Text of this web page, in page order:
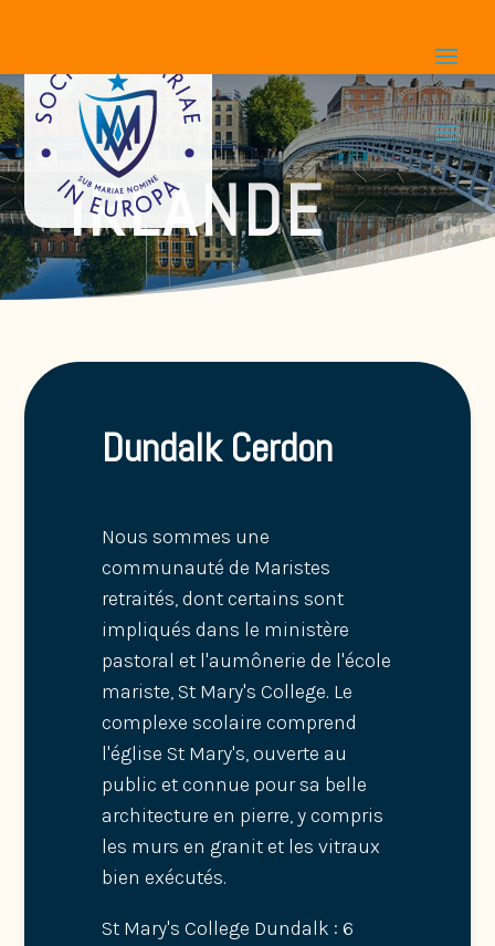
IRLANDE
Dundalk Cerdon
Nous sommes une
communauté de Maristes
retraités, dont certains sont
impliqués dans le ministère
pastoral et l'aumônerie de l'école
mariste, St Mary's College. Le
complexe scolaire comprend
l'église St Mary's, ouverte au
public et connue pour sa belle
architecture en pierre, y compris
les murs en granit et les vitraux
bien exécutés.
St Mary's College Dundalk : 6